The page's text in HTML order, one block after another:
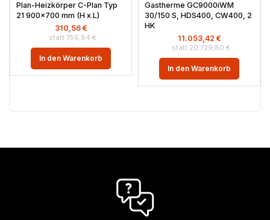
Plan-Heizkörper C-Plan Typ
21 900×700 mm (H x L)
756,84 €
310,56 €
In den Warenkorb
Gastherme GC9000iWM
30/150 S, HDS400, CW400, 2
HK
20.729,80 €
11.053,42 €
In den Warenkorb